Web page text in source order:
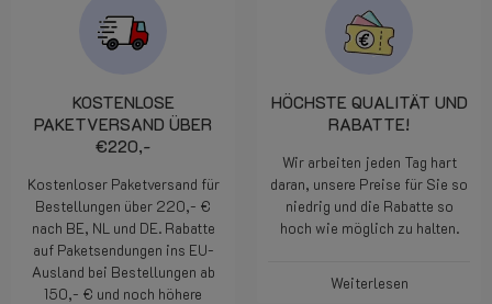
KOSTENLOSE
PAKETVERSAND ÜBER
€220,-
Kostenloser Paketversand für
Bestellungen über 220,- €
nach BE, NL und DE. Rabatte
auf Paketsendungen ins EU-
Ausland bei Bestellungen ab
150,- € und noch höhere
HÖCHSTE QUALITÄT UND
RABATTE!
Wir arbeiten jeden Tag hart
daran, unsere Preise für Sie so
niedrig und die Rabatte so
hoch wie möglich zu halten.
Weiterlesen